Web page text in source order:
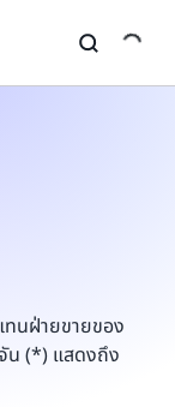
นฝ่ายขายของ
น (*) แสดงถึง